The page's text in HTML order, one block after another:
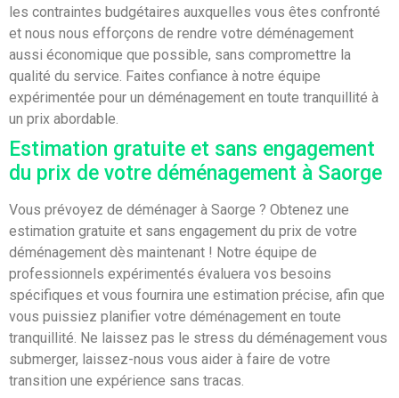
les contraintes budgétaires auxquelles vous êtes confronté
et nous nous efforçons de rendre votre déménagement
aussi économique que possible, sans compromettre la
qualité du service. Faites confiance à notre équipe
expérimentée pour un déménagement en toute tranquillité à
un prix abordable.
Estimation gratuite et sans engagement
du prix de votre déménagement à Saorge
Vous prévoyez de déménager à Saorge ? Obtenez une
estimation gratuite et sans engagement du prix de votre
déménagement dès maintenant ! Notre équipe de
professionnels expérimentés évaluera vos besoins
spécifiques et vous fournira une estimation précise, afin que
vous puissiez planifier votre déménagement en toute
tranquillité. Ne laissez pas le stress du déménagement vous
submerger, laissez-nous vous aider à faire de votre
transition une expérience sans tracas.